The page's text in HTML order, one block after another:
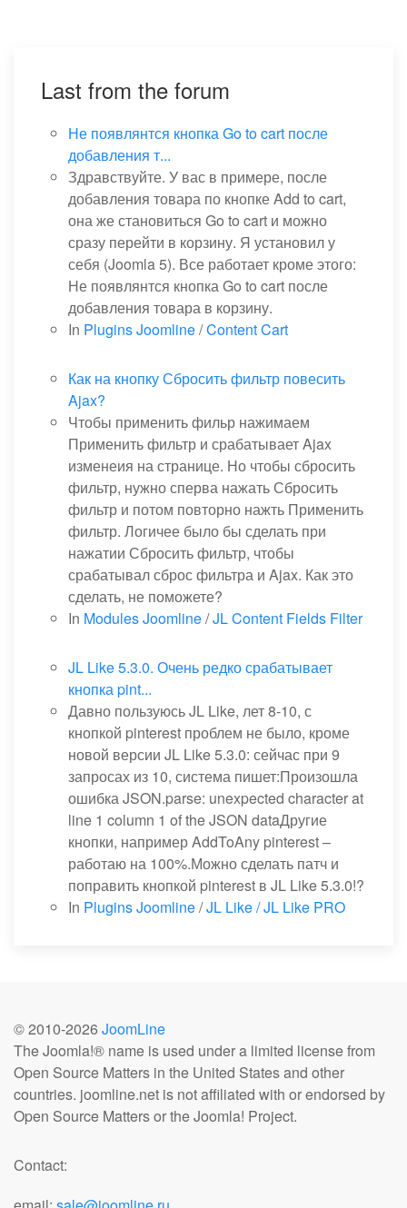
Last from the forum
Не появлянтся кнопка Go to cart после
добавления т...
Здравствуйте. У вас в примере, после
добавления товара по кнопке Add to cart,
она же становиться Go to cart и можно
сразу перейти в корзину. Я установил у
себя (Joomla 5). Все работает кроме этого:
Не появлянтся кнопка Go to cart после
добавления товара в корзину.
In Plugins Joomline/Content Cart
Как на кнопку Сбросить фильтр повесить
Ajax?
Чтобы применить фильр нажимаем
Применить фильтр и срабатывает Ajax
изменеия на странице. Но чтобы сбросить
фильтр, нужно сперва нажать Сбросить
фильтр и потом повторно нажть Применить
фильтр. Логичее было бы сделать при
нажатии Сбросить фильтр, чтобы
срабатывал сброс фильтра и Ajax. Как это
сделать, не поможете?
In Modules Joomline/JL Content Fields Filter
JL Like 5.3.0. Очень редко срабатывает
кнопка pint...
Давно пользуюсь JL Like, лет 8-10, с
кнопкой pinterest проблем не было, кроме
новой версии JL Like 5.3.0: сейчас при 9
запросах из 10, система пишет:Произошла
ошибка JSON.parse: unexpected character at
line 1 column 1 of the JSON dataДругие
кнопки, например AddToAny pinterest –
работаю на 100%.Можно сделать патч и
поправить кнопкой pinterest в JL Like 5.3.0!?
In Plugins Joomline/JL Like / JL Like PRO
© 2010-2026 JoomLine
The Joomla!® name is used under a limited license from
Open Source Matters in the United States and other
countries. joomline.net is not affiliated with or endorsed by
Open Source Matters or the Joomla! Project.
Contact: